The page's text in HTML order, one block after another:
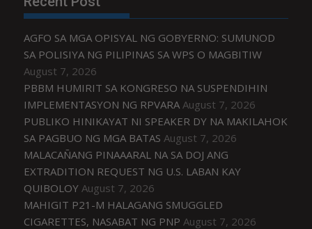
AGFO SA MGA OPISYAL NG GOBYERNO: SUMUNOD
SA POLISIYA NG PILIPINAS SA WPS O MAGBITIW
August 7, 2026
PBBM HUMIRIT SA KONGRESO NA SUSPENDIHIN
IMPLEMENTASYON NG RPVARA August 7, 2026
PUBLIKO HINIKAYAT NI SPEAKER DY NA MAKILAHOK
SA PAGBUO NG MGA BATAS August 7, 2026
MALACAÑANG PINAAARAL NA SA DOJ ANG
EXTRADITION REQUEST NG U.S. LABAN KAY
QUIBOLOY August 7, 2026
MAHIGIT P21-M HALAGANG SMUGGLED
CIGARETTES, NASABAT NG PNP August 7, 2026